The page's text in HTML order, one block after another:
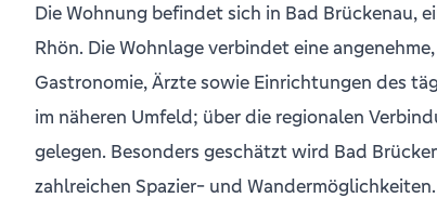
Die Wohnung befindet sich in Bad Brückenau,
Rhön. Die Wohnlage verbindet eine
Gastronomie, Ärzte sowie Einrichtungen des
im näheren Umfeld; über die regionalen
gelegen. Besonders geschätzt wird Bad
zahlreichen Spazier- und